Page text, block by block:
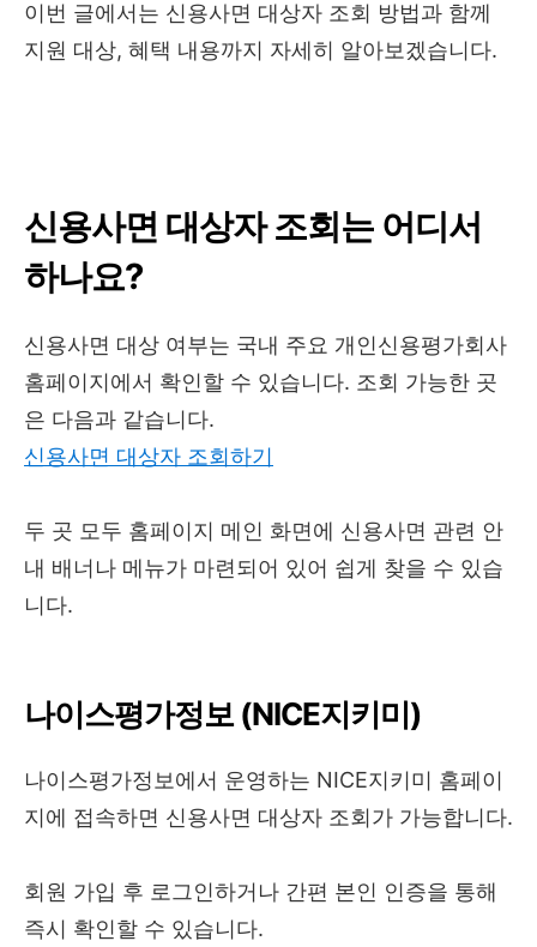
이번 글에서는 신용사면 대상자 조회 방법과 함께
지원 대상, 혜택 내용까지 자세히 알아보겠습니다.
신용사면 대상자 조회는 어디서
하나요?
신용사면 대상 여부는 국내 주요 개인신용평가회사
홈페이지에서 확인할 수 있습니다. 조회 가능한 곳
은 다음과 같습니다.
신용사면 대상자 조회하기
두 곳 모두 홈페이지 메인 화면에 신용사면 관련 안
내 배너나 메뉴가 마련되어 있어 쉽게 찾을 수 있습
니다.
나이스평가정보 (NICE지키미)
나이스평가정보에서 운영하는 NICE지키미 홈페이
지에 접속하면 신용사면 대상자 조회가 가능합니다.
회원 가입 후 로그인하거나 간편 본인 인증을 통해
즉시 확인할 수 있습니다.